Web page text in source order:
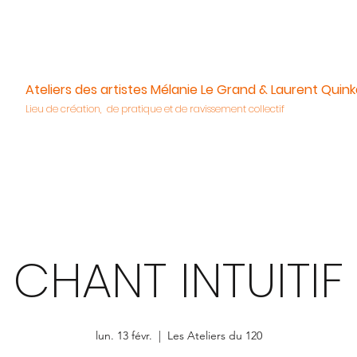
Ateliers des artistes Mélanie Le Grand & Laurent
Lieu de création, de pratique et de ravissement collectif
CHANT INTUITIF
lun. 13 févr.
  |
Les Ateliers du 120